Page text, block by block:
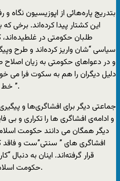
بتدريج پاره‌هائی از اپوزيسيون نگاه
اين کشتار پيدا کرده‌اند. برخی
طلبان حکومتی در
سياسی “شان واريز کرده‌اند و طرح
و در دعواهای حکومتی به زيان اصلاح
دليل ديگران را هم به سکوت فرا می
” خط امام” ی، که هنوز همانگونه اند).
جماعتی ديگر برای افشاگری‌ها و
و ادامه‌ی افشاگری ها را تکراری و بی
ديگر همگان می دانند حکومت
افشاگری های ” سنتی”ست و فاقد
قرار گرفته‌اند. اينان به دنبال
حکومت اسلامی از خارج از کشور به زير کشند.